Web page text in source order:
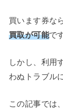
買います券な
買取が可能で
しかし、利用
わぬトラブル
この記事では